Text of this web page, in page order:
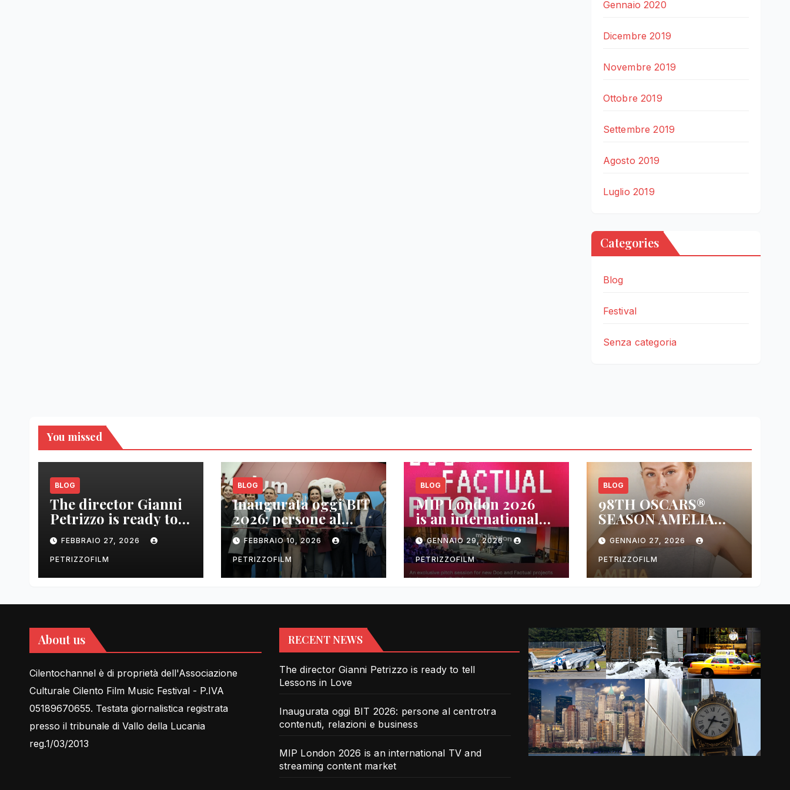
Gennaio 2020
Dicembre 2019
Novembre 2019
Ottobre 2019
Settembre 2019
Agosto 2019
Luglio 2019
Categories
Blog
Festival
Senza categoria
You missed
BLOG
The director Gianni
Petrizzo is ready to
tell Lessons in Love
FEBBRAIO 27, 2026
PETRIZZOFILM
BLOG
Inaugurata oggi BIT
2026: persone al
centrotra contenuti,
relazioni e business
FEBBRAIO 10, 2026
PETRIZZOFILM
BLOG
MIP London 2026
is an international
TV and streaming
content market
GENNAIO 29, 2026
PETRIZZOFILM
BLOG
98TH OSCARS®
SEASON AMELIA
DIMOLDENBERG
RETURNS FOR
THIRD YEAR
GENNAIO 27, 2026
PETRIZZOFILM
About us
Cilentochannel è di proprietà dell'Associazione
Culturale Cilento Film Music Festival - P.IVA
05189670655. Testata giornalistica registrata
presso il tribunale di Vallo della Lucania
reg.1/03/2013
RECENT NEWS
The director Gianni Petrizzo is ready to tell
Lessons in Love
Inaugurata oggi BIT 2026: persone al centrotra
contenuti, relazioni e business
MIP London 2026 is an international TV and
streaming content market